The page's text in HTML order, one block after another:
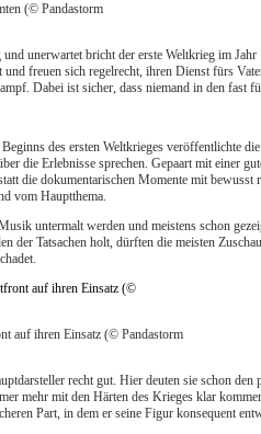
(© Pandastorm
unerwartet bricht der erste Weltkrieg im
freuen sich regelrecht, ihren Dienst fürs
Dabei ist sicher, dass niemand in den fast
des ersten Weltkrieges veröffentlichte
die Erlebnisse sprechen. Gepaart mit
die dokumentarischen Momente mit
vom Hauptthema.
untermalt werden und meistens schon
der Tatsachen holt, dürften die meisten
auf ihren Einsatz (© Pandastorm
recht gut. Hier deuten sie schon
mehr mit den Härten des Krieges klar
Part, in dem er seine Figur konsequent